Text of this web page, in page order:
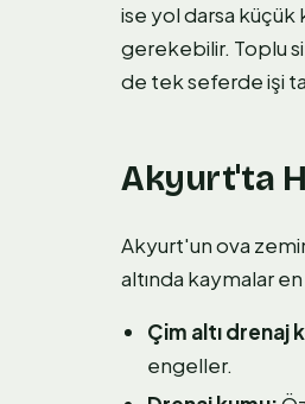
ise yol darsa
gerekebilir. Toplu
de tek seferde işi
Akyurt'ta
Akyurt'un ova
altında kaymalar en
Çim altı drenaj
engeller.